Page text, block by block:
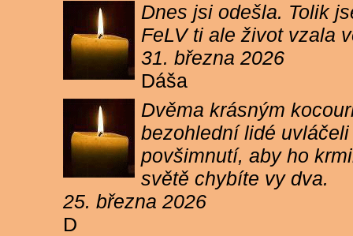
Dnes jsi odešla. Tolik
FeLV ti ale život vzala
31. března 2026
Dáša
Dvěma krásným
bezohlední lidé
povšimnutí, aby ho
světě chybíte vy dva.
25. března 2026
D